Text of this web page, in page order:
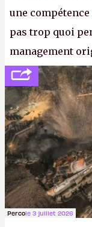
une
pas trop quoi
management
décidé
numéros de
augmentation à
Percole 3 juillet 2026